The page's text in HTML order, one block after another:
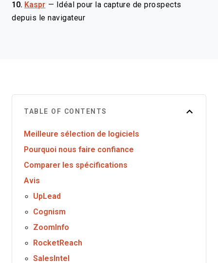
10. Kaspr —
Idéal pour la capture de prospects
depuis le navigateur
TABLE OF CONTENTS
Meilleure sélection de logiciels
Pourquoi nous faire confiance
Comparer les spécifications
Avis
UpLead
Cognism
ZoomInfo
RocketReach
SalesIntel